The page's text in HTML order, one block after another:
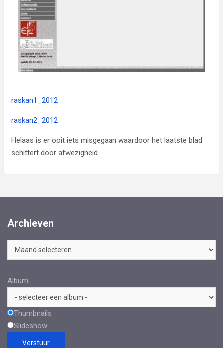
raskan1_2012
raskan2_2012
Helaas is er ooit iets misgegaan waardoor het laatste blad
schittert door afwezigheid.
Archieven
Archieven
Album:
Thumbnails
Slideshow